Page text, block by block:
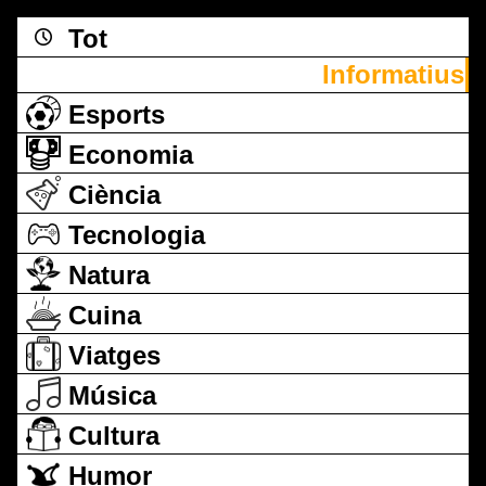
Tot
Informatius
Esports
Economia
Ciència
Tecnologia
Natura
Cuina
Viatges
Música
Cultura
Humor